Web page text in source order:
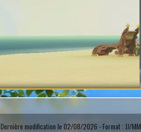
Dernière modification le 02/08/2026 - Format : JJ/